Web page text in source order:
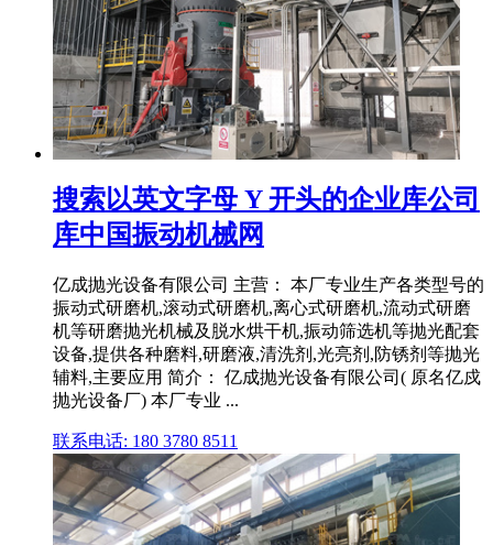
搜索以英文字母 Y 开头的企业库公司
库中国振动机械网
亿成抛光设备有限公司 主营： 本厂专业生产各类型号的
振动式研磨机,滚动式研磨机,离心式研磨机,流动式研磨
机等研磨抛光机械及脱水烘干机,振动筛选机等抛光配套
设备,提供各种磨料,研磨液,清洗剂,光亮剂,防锈剂等抛光
辅料,主要应用 简介： 亿成抛光设备有限公司( 原名亿戍
抛光设备厂) 本厂专业 ...
联系电话: 180 3780 8511